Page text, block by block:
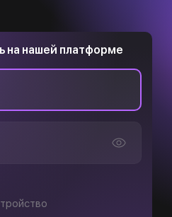
на нашей платформе